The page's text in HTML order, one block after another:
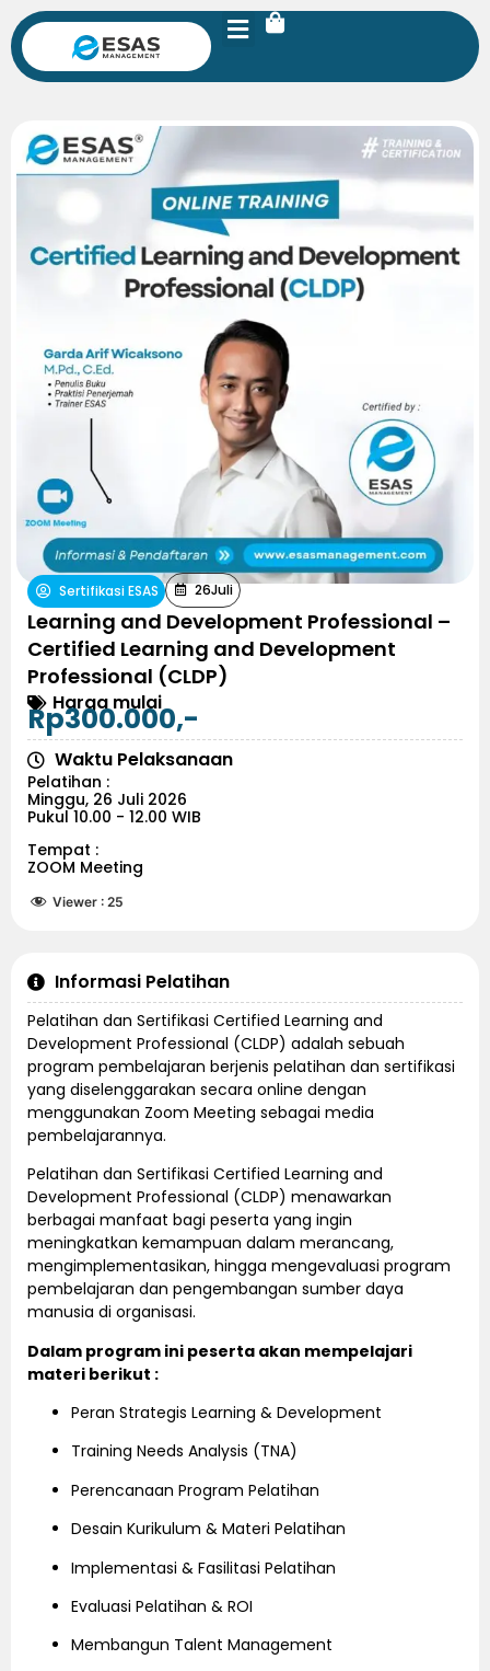
Sertifikasi ESAS 26Juli
Learning and Development Professional –
Certified Learning and Development
Professional (CLDP)
Harga mulai
Rp300.000,-
Waktu Pelaksanaan
Pelatihan :
Minggu, 26 Juli 2026
Pukul 10.00 - 12.00 WIB
Tempat :
ZOOM Meeting
Viewer : 25
Informasi Pelatihan
Pelatihan dan Sertifikasi Certified Learning and
Development Professional (CLDP) adalah sebuah
program pembelajaran berjenis pelatihan dan sertifikasi
yang diselenggarakan secara online dengan
menggunakan Zoom Meeting sebagai media
pembelajarannya.
Pelatihan dan Sertifikasi Certified Learning and
Development Professional (CLDP) menawarkan
berbagai manfaat bagi peserta yang ingin
meningkatkan kemampuan dalam merancang,
mengimplementasikan, hingga mengevaluasi program
pembelajaran dan pengembangan sumber daya
manusia di organisasi.
Dalam program ini peserta akan mempelajari
materi berikut :
Peran Strategis Learning & Development
Training Needs Analysis (TNA)
Perencanaan Program Pelatihan
Desain Kurikulum & Materi Pelatihan
Implementasi & Fasilitasi Pelatihan
Evaluasi Pelatihan & ROI
Membangun Talent Management